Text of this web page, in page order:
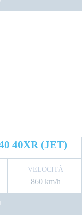
40XR (JET)
VELOCITÀ
860 km/h